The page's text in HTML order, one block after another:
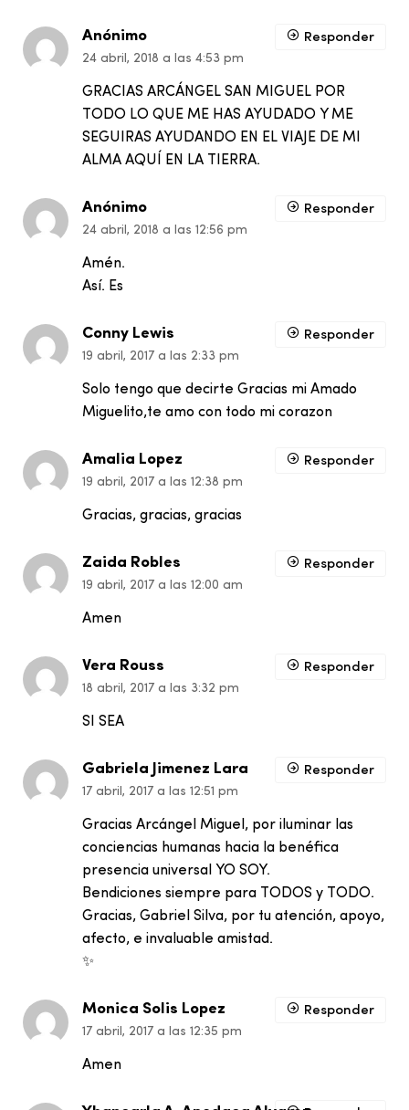
Anónimo
24 abril, 2018 a las 4:53 pm
GRACIAS ARCÁNGEL SAN MIGUEL POR
TODO LO QUE ME HAS AYUDADO Y ME
SEGUIRAS AYUDANDO EN EL VIAJE DE MI
ALMA AQUÍ EN LA TIERRA.
Responder
Anónimo
24 abril, 2018 a las 12:56 pm
Amén.
Así. Es
Responder
Conny Lewis
19 abril, 2017 a las 2:33 pm
Solo tengo que decirte Gracias mi Amado
Miguelito,te amo con todo mi corazon
Responder
Amalia Lopez
19 abril, 2017 a las 12:38 pm
Gracias, gracias, gracias
Responder
Zaida Robles
19 abril, 2017 a las 12:00 am
Amen
Responder
Vera Rouss
18 abril, 2017 a las 3:32 pm
SI SEA
Responder
Gabriela Jimenez Lara
17 abril, 2017 a las 12:51 pm
Gracias Arcángel Miguel, por iluminar las
conciencias humanas hacia la benéfica
presencia universal YO SOY.
Bendiciones siempre para TODOS y TODO.
Gracias, Gabriel Silva, por tu atención, apoyo,
afecto, e invaluable amistad.
✨
Responder
Monica Solis Lopez
17 abril, 2017 a las 12:35 pm
Amen
Responder